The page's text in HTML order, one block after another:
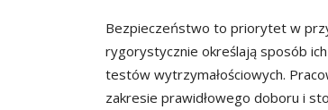
Bezpieczeństwo to priorytet w
rygorystycznie określają sposób
testów wytrzymałościowych.
zakresie prawidłowego doboru i